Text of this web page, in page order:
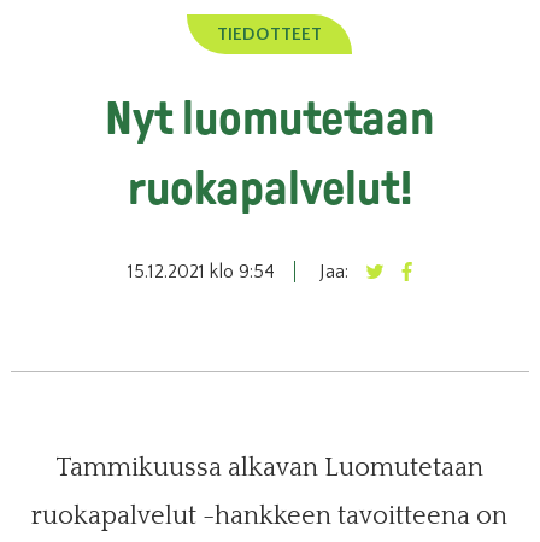
TIEDOTTEET
Nyt luomutetaan
ruokapalvelut!
15.12.2021 klo 9:54 Jaa:
Tammikuussa alkavan Luomutetaan
ruokapalvelut -hankkeen tavoitteena on